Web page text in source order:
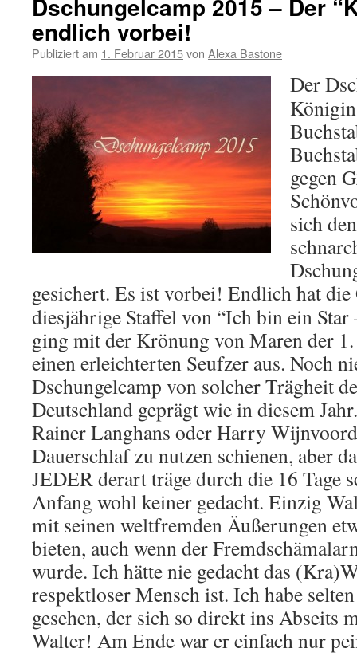
Dschungelcamp 2015 – Der
endlich vorbei!
Publiziert am 1. Februar 2015von Alexa Bastone
Der
gegen
sich
gesichert. Es ist vorbei! Endlich hat die
diesjährige Staffel von “Ich bin ein
ging mit der Krönung von Maren der
einen erleichterten Seufzer aus. Noch
Dschungelcamp von solcher Trägheit
Deutschland geprägt wie in diesem
Rainer Langhans oder Harry
Dauerschlaf zu nutzen schienen, aber
JEDER derart träge durch die 16 Tage
Anfang wohl keiner gedacht. Einzig
mit seinen weltfremden Äußerungen
bieten, auch wenn der
wurde. Ich hätte nie gedacht das
respektloser Mensch ist. Ich habe
gesehen, der sich so direkt ins Abseits
Walter! Am Ende war er einfach nur